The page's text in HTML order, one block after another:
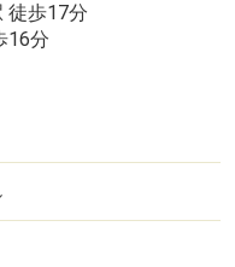
徒歩17分
16分